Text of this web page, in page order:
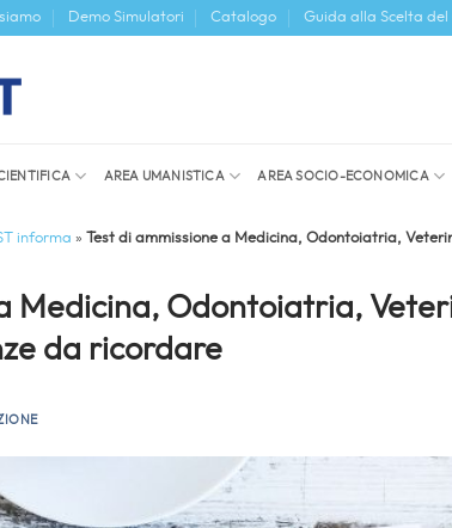
Demo Simulatori Catalogo Guida alla Scelta del
AREA UMANISTICA AREA SOCIO-ECONOMICA
informa » Test di ammissione a Medicina, Odontoiatria,
Medicina, Odontoiatria,
da ricordare